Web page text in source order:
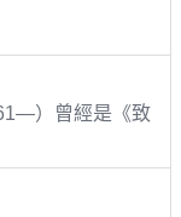
）曾經是《致